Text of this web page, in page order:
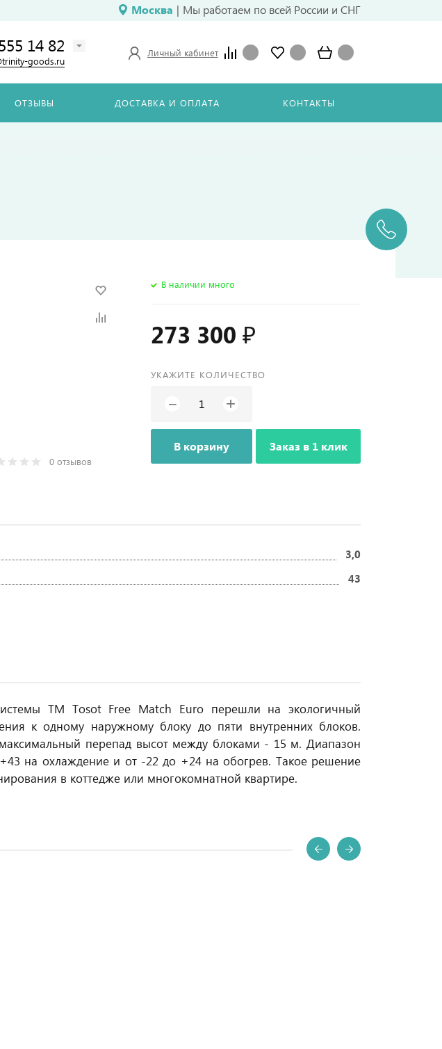
Москва | Мы работаем по всей России и СНГ
14 82
goods.ru
Личный кабинет
ОТЗЫВЫ ДОСТАВКА И ОПЛАТА КОНТАКТЫ
0 отзывов
В наличии много
273 300 ₽
УКАЖИТЕ КОЛИЧЕСТВО
− +
В корзину Заказ в 1 клик
3,0
43
ТМ Tosot Free Match Euro перешли на экологичный
к одному наружному блоку до пяти внутренних блоков.
перепад высот между блоками - 15 м. Диапазон
на охлаждение и от -22 до +24 на обогрев. Такое решение
в коттедже или многокомнатной квартире.